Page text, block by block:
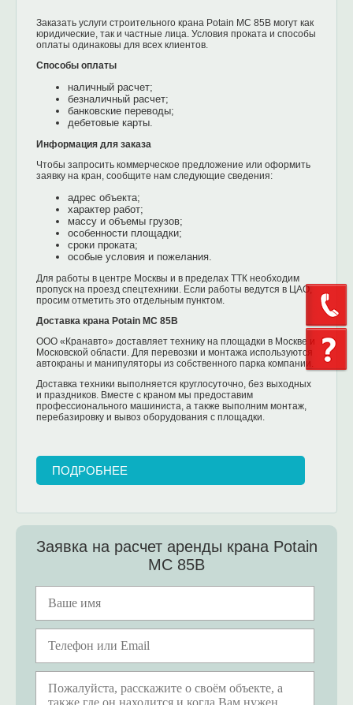
Заказать услуги строительного крана Potain MC 85B могут как
юридические, так и частные лица. Условия проката и способы
оплаты одинаковы для всех клиентов.
Способы оплаты
наличный расчет;
безналичный расчет;
банковские переводы;
дебетовые карты.
Информация для заказа
Чтобы запросить коммерческое предложение или оформить
заявку на кран, сообщите нам следующие сведения:
адрес объекта;
характер работ;
массу и объемы грузов;
особенности площадки;
сроки проката;
особые условия и пожелания.
Для работы в центре Москвы и в пределах ТТК необходим
пропуск на проезд спецтехники. Если работы ведутся в ЦАО,
просим отметить это отдельным пунктом.
Доставка крана Potain MC 85B
ООО «Кранавто» доставляет технику на площадки в Москве и
Московской области. Для перевозки и монтажа используются
автокраны и манипуляторы из собственного парка компании.
Доставка техники выполняется круглосуточно, без выходных
и праздников. Вместе с краном мы предоставим
профессионального машиниста, а также выполним монтаж,
перебазировку и вывоз оборудования с площадки.
ПОДРОБНЕЕ
Заявка на расчет аренды крана Potain
MC 85B